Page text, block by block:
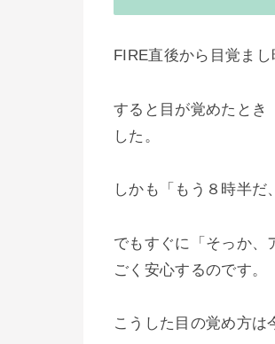
FIRE直後から目覚まし
すると目が覚めたとき
した。
しかも「もう８時半だ
でもすぐに「そっか、
ごく安心するのです。
こうした目の覚め方は